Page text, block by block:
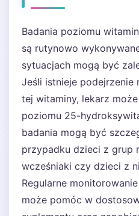
Badania poziomu
są rutynowo
sytuacjach mogą być
Jeśli istnieje podejrzenie
tej witaminy, lekarz
poziomu 25-
badania mogą być
przypadku dzieci z grup
wcześniaki czy dzieci z
Regularne
może pomóc w